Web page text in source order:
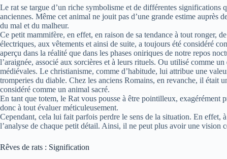
Le rat se targue d’un riche symbolisme et de différentes significations
anciennes. Même cet animal ne jouit pas d’une grande estime auprès
du mal et du malheur.
Ce petit mammifère, en effet, en raison de sa tendance à tout ronger,
électriques, aux vêtements et ainsi de suite, a toujours été considéré
aperçu dans la réalité que dans les phases oniriques de notre repos
l’araignée, associé aux sorcières et à leurs rituels. Ou utilisé comme
médiévales. Le christianisme, comme d’habitude, lui attribue une
tromperies du diable. Chez les anciens Romains, en revanche, il était
considéré comme un animal sacré.
En tant que totem, le Rat vous pousse à être pointilleux, exagérément
donc à tout évaluer méticuleusement.
Cependant, cela lui fait parfois perdre le sens de la situation. En effet,
l’analyse de chaque petit détail. Ainsi, il ne peut plus avoir une vision
Rêves de rats : Signification